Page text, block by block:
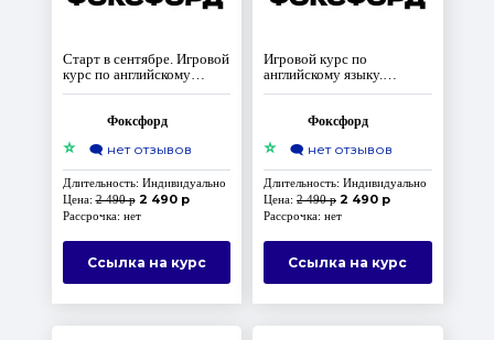
Старт в сентябре. Игровой
курс по английскому
языку. Уровень Elementary.
Фоксфорд
⭐ 🗨️ нет отзывов
Длительность: Индивидуально
Цена:2 490 р 2 490 р
Рассрочка: нет
Ссылка на курс
Игровой курс по
английскому языку.
Уровень Elementary. Часть
Фоксфорд
⭐ 🗨️ нет отзывов
Длительность: Индивидуально
Цена: 2 490 р 2 490 р
Рассрочка: нет
Ссылка на курс